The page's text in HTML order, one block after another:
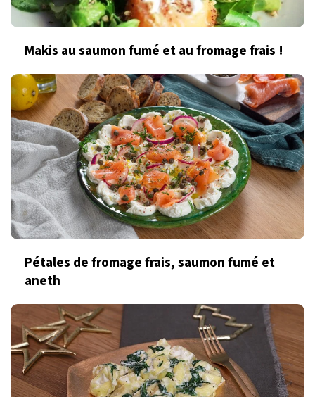
Makis au saumon fumé et au fromage frais !
Pétales de fromage frais, saumon fumé et
aneth